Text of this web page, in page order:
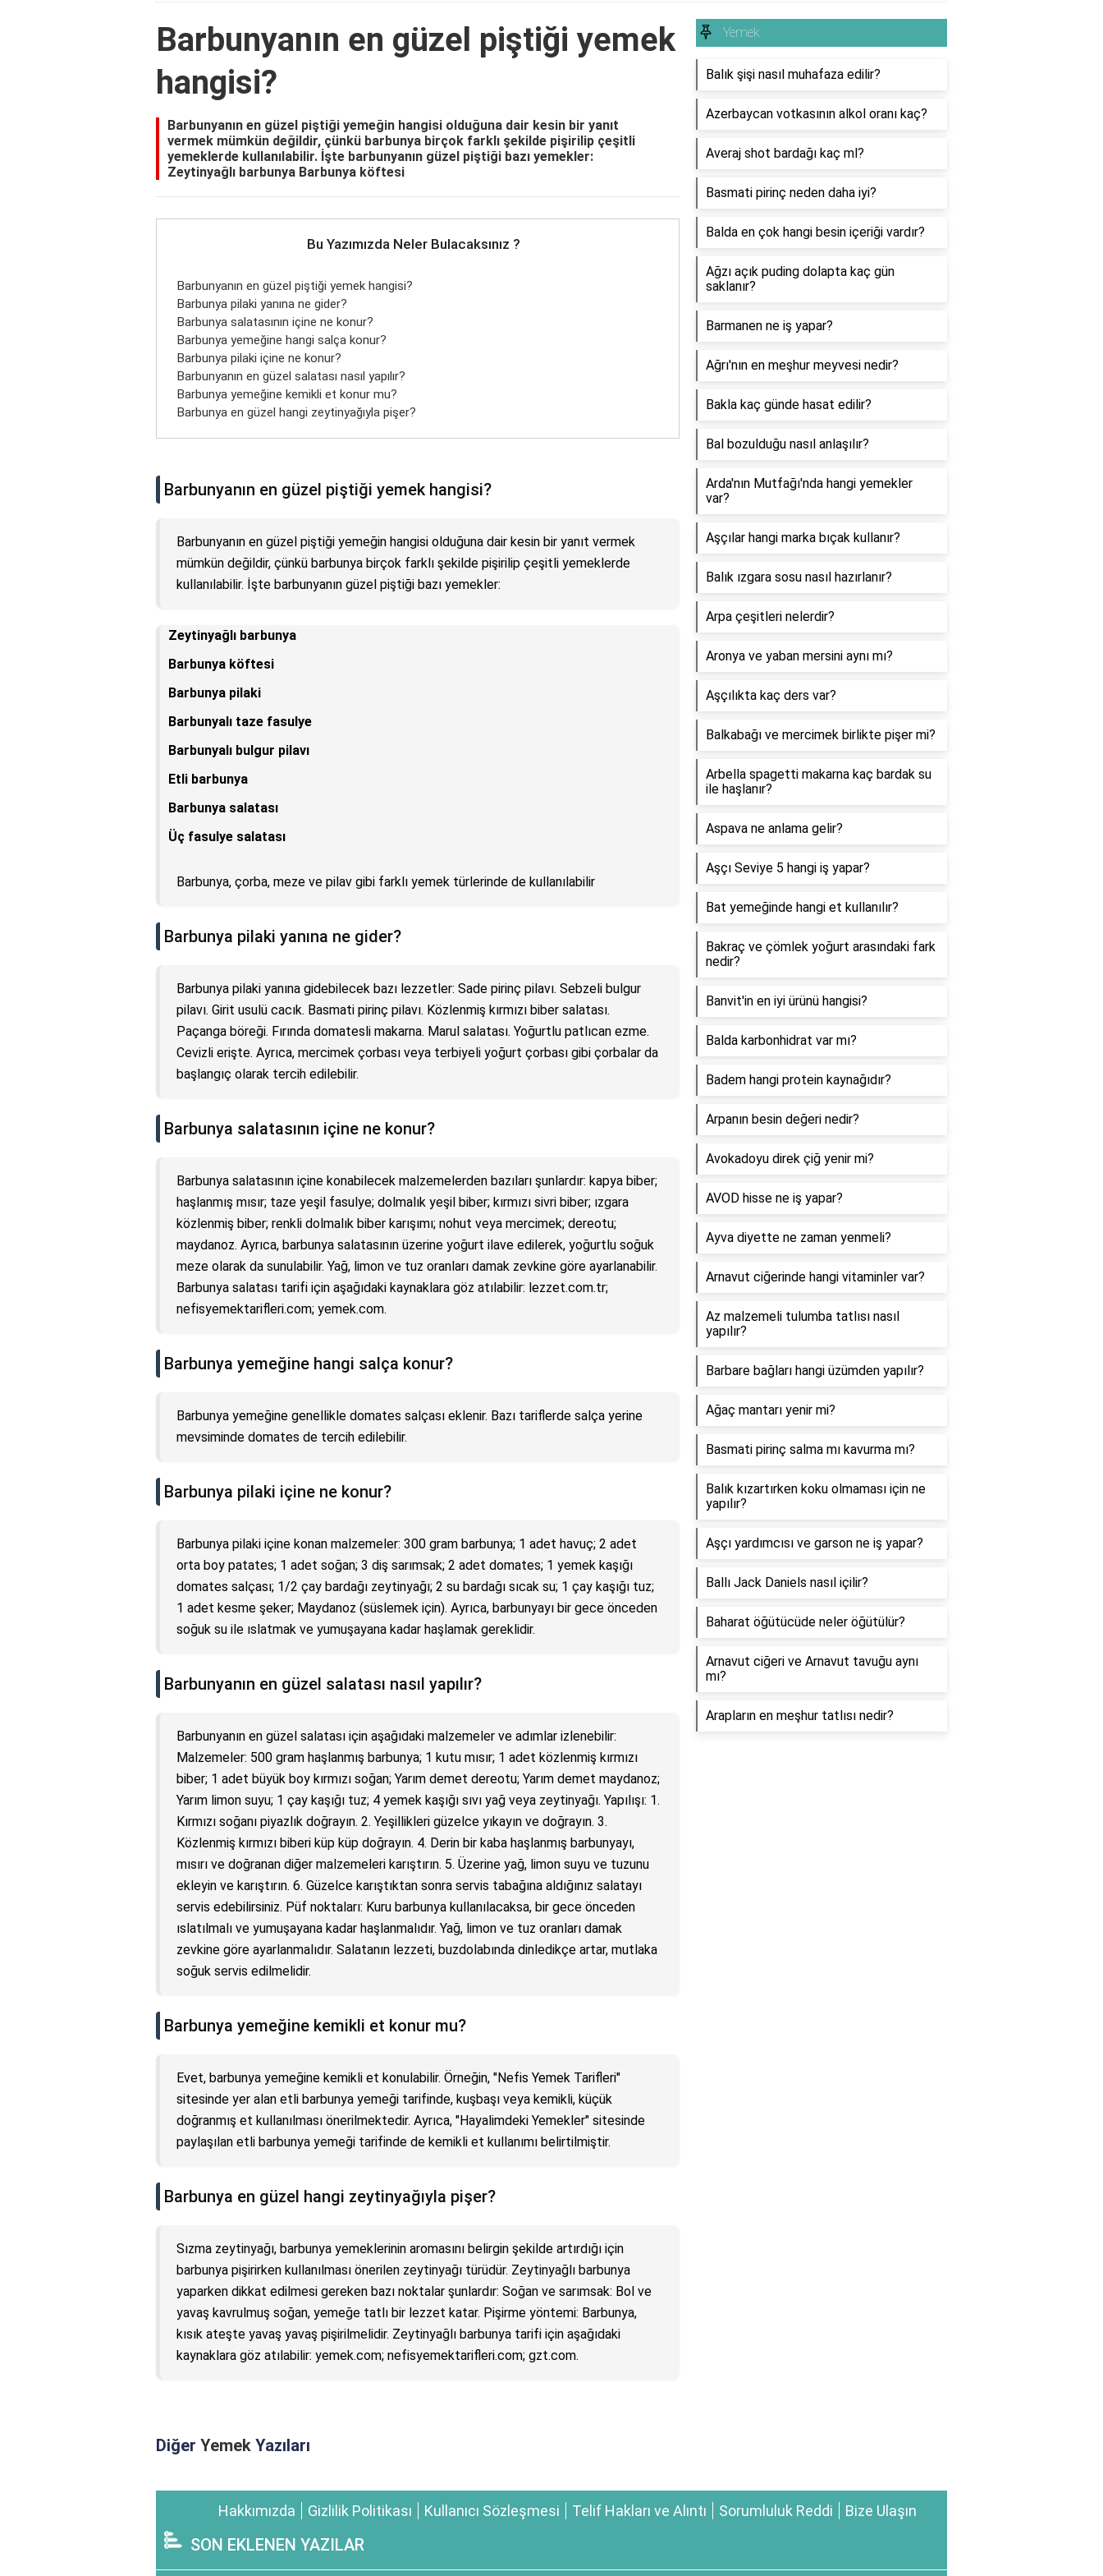
Barbunyanın en güzel piştiği yemek
hangisi?
Barbunyanın en güzel piştiği yemeğin hangisi olduğuna dair kesin bir yanıt
vermek mümkün değildir, çünkü barbunya birçok farklı şekilde pişirilip çeşitli
yemeklerde kullanılabilir. İşte barbunyanın güzel piştiği bazı yemekler:
Zeytinyağlı barbunya Barbunya köftesi
Bu Yazımızda Neler Bulacaksınız ?
Barbunyanın en güzel piştiği yemek hangisi?
Barbunya pilaki yanına ne gider?
Barbunya salatasının içine ne konur?
Barbunya yemeğine hangi salça konur?
Barbunya pilaki içine ne konur?
Barbunyanın en güzel salatası nasıl yapılır?
Barbunya yemeğine kemikli et konur mu?
Barbunya en güzel hangi zeytinyağıyla pişer?
Barbunyanın en güzel piştiği yemek hangisi?
Barbunyanın en güzel piştiği yemeğin hangisi olduğuna dair kesin bir yanıt vermek
mümkün değildir, çünkü barbunya birçok farklı şekilde pişirilip çeşitli yemeklerde
kullanılabilir. İşte barbunyanın güzel piştiği bazı yemekler:
Zeytinyağlı barbunya
Barbunya köftesi
Barbunya pilaki
Barbunyalı taze fasulye
Barbunyalı bulgur pilavı
Etli barbunya
Barbunya salatası
Üç fasulye salatası
Barbunya, çorba, meze ve pilav gibi farklı yemek türlerinde de kullanılabilir
Barbunya pilaki yanına ne gider?
Barbunya pilaki yanına gidebilecek bazı lezzetler: Sade pirinç pilavı. Sebzeli bulgur
pilavı. Girit usulü cacık. Basmati pirinç pilavı. Közlenmiş kırmızı biber salatası.
Paçanga böreği. Fırında domatesli makarna. Marul salatası. Yoğurtlu patlıcan ezme.
Cevizli erişte. Ayrıca, mercimek çorbası veya terbiyeli yoğurt çorbası gibi çorbalar da
başlangıç olarak tercih edilebilir.
Barbunya salatasının içine ne konur?
Barbunya salatasının içine konabilecek malzemelerden bazıları şunlardır: kapya biber;
haşlanmış mısır; taze yeşil fasulye; dolmalık yeşil biber; kırmızı sivri biber; ızgara
közlenmiş biber; renkli dolmalık biber karışımı; nohut veya mercimek; dereotu;
maydanoz. Ayrıca, barbunya salatasının üzerine yoğurt ilave edilerek, yoğurtlu soğuk
meze olarak da sunulabilir. Yağ, limon ve tuz oranları damak zevkine göre ayarlanabilir.
Barbunya salatası tarifi için aşağıdaki kaynaklara göz atılabilir: lezzet.com.tr;
nefisyemektarifleri.com; yemek.com.
Barbunya yemeğine hangi salça konur?
Barbunya yemeğine genellikle domates salçası eklenir. Bazı tariflerde salça yerine
mevsiminde domates de tercih edilebilir.
Barbunya pilaki içine ne konur?
Barbunya pilaki içine konan malzemeler: 300 gram barbunya; 1 adet havuç; 2 adet
orta boy patates; 1 adet soğan; 3 diş sarımsak; 2 adet domates; 1 yemek kaşığı
domates salçası; 1/2 çay bardağı zeytinyağı; 2 su bardağı sıcak su; 1 çay kaşığı tuz;
1 adet kesme şeker; Maydanoz (süslemek için). Ayrıca, barbunyayı bir gece önceden
soğuk su ile ıslatmak ve yumuşayana kadar haşlamak gereklidir.
Barbunyanın en güzel salatası nasıl yapılır?
Barbunyanın en güzel salatası için aşağıdaki malzemeler ve adımlar izlenebilir:
Malzemeler: 500 gram haşlanmış barbunya; 1 kutu mısır; 1 adet közlenmiş kırmızı
biber; 1 adet büyük boy kırmızı soğan; Yarım demet dereotu; Yarım demet maydanoz;
Yarım limon suyu; 1 çay kaşığı tuz; 4 yemek kaşığı sıvı yağ veya zeytinyağı. Yapılışı: 1.
Kırmızı soğanı piyazlık doğrayın. 2. Yeşillikleri güzelce yıkayın ve doğrayın. 3.
Közlenmiş kırmızı biberi küp küp doğrayın. 4. Derin bir kaba haşlanmış barbunyayı,
mısırı ve doğranan diğer malzemeleri karıştırın. 5. Üzerine yağ, limon suyu ve tuzunu
ekleyin ve karıştırın. 6. Güzelce karıştıktan sonra servis tabağına aldığınız salatayı
servis edebilirsiniz. Püf noktaları: Kuru barbunya kullanılacaksa, bir gece önceden
ıslatılmalı ve yumuşayana kadar haşlanmalıdır. Yağ, limon ve tuz oranları damak
zevkine göre ayarlanmalıdır. Salatanın lezzeti, buzdolabında dinledikçe artar, mutlaka
soğuk servis edilmelidir.
Barbunya yemeğine kemikli et konur mu?
Evet, barbunya yemeğine kemikli et konulabilir. Örneğin, "Nefis Yemek Tarifleri"
sitesinde yer alan etli barbunya yemeği tarifinde, kuşbaşı veya kemikli, küçük
doğranmış et kullanılması önerilmektedir. Ayrıca, "Hayalimdeki Yemekler" sitesinde
paylaşılan etli barbunya yemeği tarifinde de kemikli et kullanımı belirtilmiştir.
Barbunya en güzel hangi zeytinyağıyla pişer?
Sızma zeytinyağı, barbunya yemeklerinin aromasını belirgin şekilde artırdığı için
barbunya pişirirken kullanılması önerilen zeytinyağı türüdür. Zeytinyağlı barbunya
yaparken dikkat edilmesi gereken bazı noktalar şunlardır: Soğan ve sarımsak: Bol ve
yavaş kavrulmuş soğan, yemeğe tatlı bir lezzet katar. Pişirme yöntemi: Barbunya,
kısık ateşte yavaş yavaş pişirilmelidir. Zeytinyağlı barbunya tarifi için aşağıdaki
kaynaklara göz atılabilir: yemek.com; nefisyemektarifleri.com; gzt.com.
Diğer Yemek Yazıları
Yemek
Balık şişi nasıl muhafaza edilir?
Azerbaycan votkasının alkol oranı kaç?
Averaj shot bardağı kaç ml?
Basmati pirinç neden daha iyi?
Balda en çok hangi besin içeriği vardır?
Ağzı açık puding dolapta kaç gün
saklanır?
Barmanen ne iş yapar?
Ağrı'nın en meşhur meyvesi nedir?
Bakla kaç günde hasat edilir?
Bal bozulduğu nasıl anlaşılır?
Arda'nın Mutfağı'nda hangi yemekler
var?
Aşçılar hangi marka bıçak kullanır?
Balık ızgara sosu nasıl hazırlanır?
Arpa çeşitleri nelerdir?
Aronya ve yaban mersini aynı mı?
Aşçılıkta kaç ders var?
Balkabağı ve mercimek birlikte pişer mi?
Arbella spagetti makarna kaç bardak su
ile haşlanır?
Aspava ne anlama gelir?
Aşçı Seviye 5 hangi iş yapar?
Bat yemeğinde hangi et kullanılır?
Bakraç ve çömlek yoğurt arasındaki fark
nedir?
Banvit'in en iyi ürünü hangisi?
Balda karbonhidrat var mı?
Badem hangi protein kaynağıdır?
Arpanın besin değeri nedir?
Avokadoyu direk çiğ yenir mi?
AVOD hisse ne iş yapar?
Ayva diyette ne zaman yenmeli?
Arnavut ciğerinde hangi vitaminler var?
Az malzemeli tulumba tatlısı nasıl
yapılır?
Barbare bağları hangi üzümden yapılır?
Ağaç mantarı yenir mi?
Basmati pirinç salma mı kavurma mı?
Balık kızartırken koku olmaması için ne
yapılır?
Aşçı yardımcısı ve garson ne iş yapar?
Ballı Jack Daniels nasıl içilir?
Baharat öğütücüde neler öğütülür?
Arnavut ciğeri ve Arnavut tavuğu aynı
mı?
Arapların en meşhur tatlısı nedir?
Hakkımızda Gizlilik Politikası Kullanıcı Sözleşmesi Telif Hakları ve Alıntı Sorumluluk Reddi Bize Ulaşın
SON EKLENEN YAZILAR